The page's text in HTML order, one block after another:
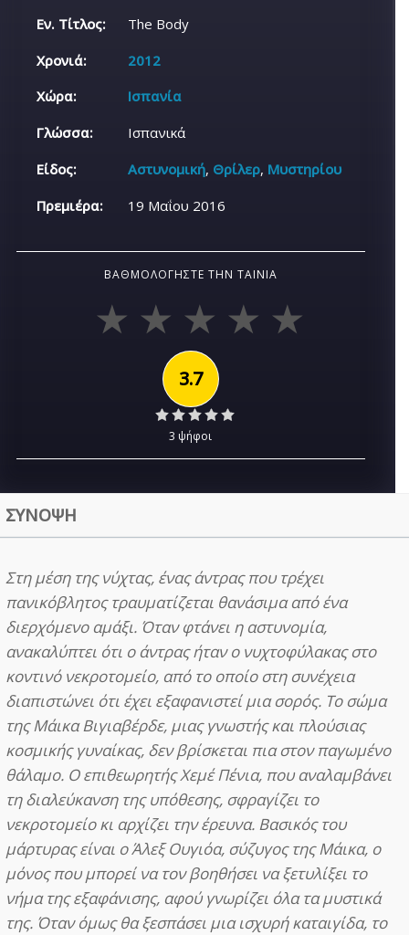
Εν. Τίτλος:
The Body
Χρονιά:
2012
Χώρα:
Ισπανία
Γλώσσα:
Ισπανικά
Είδος:
Αστυνομική, Θρίλερ, Μυστηρίου
Πρεμιέρα:
19 Μαΐου 2016
ΒΑΘΜΟΛΟΓΉΣΤΕ ΤΗΝ ΤΑΙΝΊΑ
3.7
3 ψήφοι
ΣΥΝΟΨΗ
Στη μέση της νύχτας, ένας άντρας που τρέχει
πανικόβλητος τραυματίζεται θανάσιμα από ένα
διερχόμενο αμάξι. Όταν φτάνει η αστυνομία,
ανακαλύπτει ότι ο άντρας ήταν ο νυχτοφύλακας στο
κοντινό νεκροτομείο, από το οποίο στη συνέχεια
διαπιστώνει ότι έχει εξαφανιστεί μια σορός. Το σώμα
της Μάικα Βιγιαβέρδε, μιας γνωστής και πλούσιας
κοσμικής γυναίκας, δεν βρίσκεται πια στον παγωμένο
θάλαμο. Ο επιθεωρητής Χεμέ Πένια, που αναλαμβάνει
τη διαλεύκανση της υπόθεσης, σφραγίζει το
νεκροτομείο κι αρχίζει την έρευνα. Βασικός του
μάρτυρας είναι ο Άλεξ Ουγιόα, σύζυγος της Μάικα, ο
μόνος που μπορεί να τον βοηθήσει να ξετυλίξει το
νήμα της εξαφάνισης, αφού γνωρίζει όλα τα μυστικά
της. Όταν όμως θα ξεσπάσει μια ισχυρή καταιγίδα, το